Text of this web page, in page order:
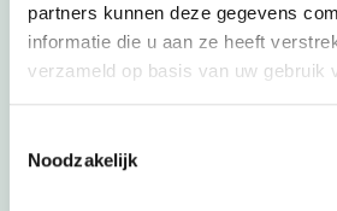
partners kunnen deze gegevens
informatie die u aan ze heeft
verzameld op basis van uw gebruik
Noodzakelijk
Een Kidsproof zomervakantie!
Zomervakantie in onze prachtige
regenachtige dagen. Maak fijne
elkaar.